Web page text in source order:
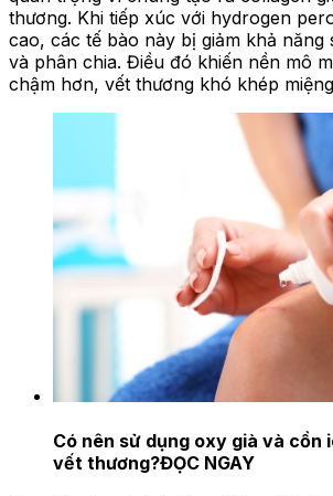
thương. Khi tiếp xúc với hydrogen
cao, các tế bào này bị giảm khả năng
và phân chia. Điều đó khiến nền mô
chậm hơn, vết thương khó khép
Có nên sử dụng oxy già và cồn
vết thương?ĐỌC NGAY